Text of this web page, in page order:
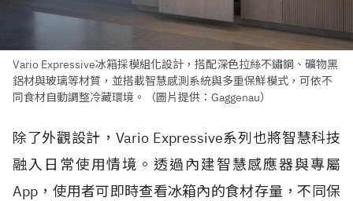
Vario Expressive冰箱採模組化設計，搭配深色拉絲不鏽鋼、礦物黑
鋁材與玻璃等材質，並搭載智慧感測系統與多重保鮮模式，可依不
同食材自動調整冷藏環境。（圖片提供：Gaggenau）
除了外觀設計，Vario Expressive系列也將智慧科技
融入日常使用情境。透過內建智慧感應器與專屬
App，使用者可即時查看冰箱內的食材存量，不同保